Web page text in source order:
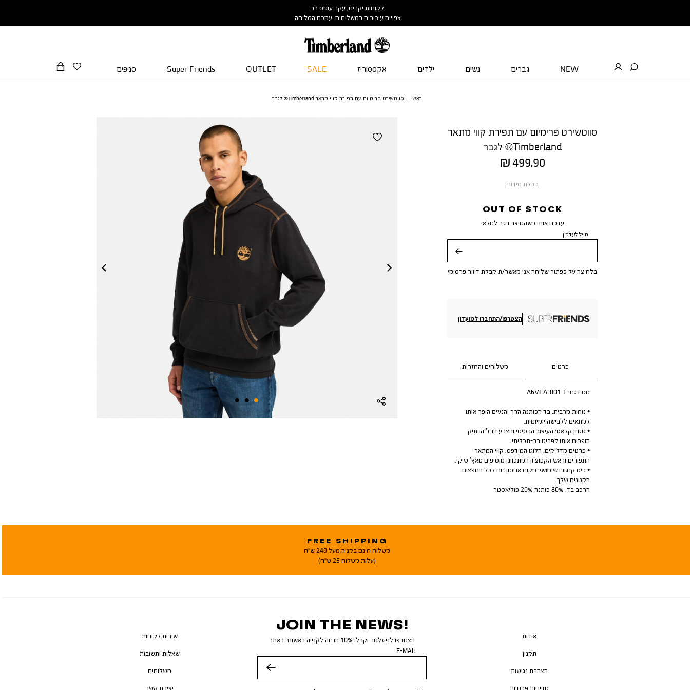
לקוחות יקרים, עקב עומס רב
צפויים עיכובים במשלוחים. עמכם הסליחה
NEW גברים נשים ילדים אקססוריז SALE
OUTLET
Super Friends סניפים
ראשי סווטשירט פרימיום עם תפירת קווי מתאר Timberland® לגבר
סווטשירט פרימיום עם תפירת קווי מתאר
Timberland® לגבר
מחיר
מוצר
499.90 ₪
טבלת מידות
OUT OF STOCK
עדכנו אותי כשהמוצר חזר למלאי
מייל לעדכון
בלחיצה על כפתור שליחה אני מאשר/ת קבלת דיוור פרסומי
הצטרפו/התחברו למועדון
פרטים משלוחים והחזרות
מס דגם: A6VEA-001-L
• נוחות מרבית: בד הכותנה הרך והנעים הופך אותו
למתאים ללבישה יומיומית.
• סגנון קלאס: העיצוב הבסיסי והצבע הבז’ הוותיק
הופכים אותו לפריט רב-תכליתי.
• פרטים מדליקים: הלוגו המודפס, קווי המתאר
התפורים וראש הקפוצ’ון המתכוונן מוסיפים טאץ’ שיקי.
• כיס קנגורו שימושי: מקום אחסון נוח לכל החפצים
הקטנים שלך.
הרכב בד: 80% כותנה 20% פוליאסטר
FREE SHIPPING
משלוח חינם בקניה מעל 249 ש"ח
(עלות משלוח 25 ש"ח)
JOIN THE NEWS!
הצטרפו לניוזלטר וקבלו 10% הנחה לקנייה ראשונה באתר
E-MAIL
אודות
תקנון
הצהרת נגישות
מדיניות פרטיות
שירות לקוחות
שאלות ותשובות
משלוחים
יצירת קשר